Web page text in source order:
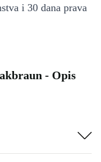
i 30 dana prava
- Opis